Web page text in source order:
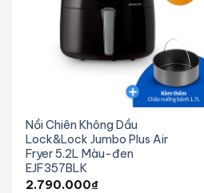
Nồi Chiên Không Dầu
Lock&Lock Jumbo Plus Air
Fryer 5.2L Màu-đen
EJF357BLK
2.790.000₫